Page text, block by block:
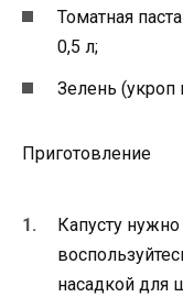
Томатная
0,5 л;
Зелень (укроп
Приготовление
Капусту
насадкой для